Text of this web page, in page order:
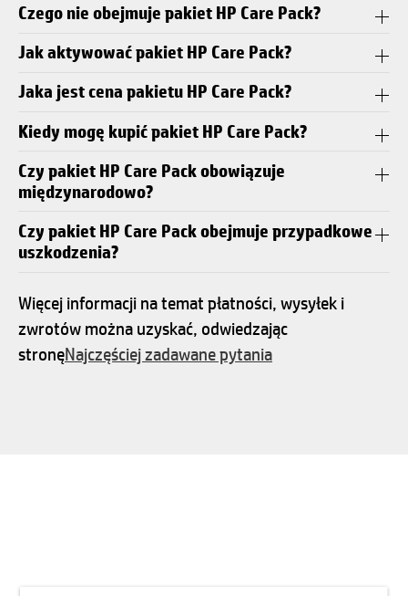
Czego nie obejmuje pakiet HP Care Pack?
Jak aktywować pakiet HP Care Pack?
Jaka jest cena pakietu HP Care Pack?
Kiedy mogę kupić pakiet HP Care Pack?
Czy pakiet HP Care Pack obowiązuje
międzynarodowo?
Czy pakiet HP Care Pack obejmuje przypadkowe
uszkodzenia?
Więcej informacji na temat płatności, wysyłek i
zwrotów można uzyskać, odwiedzając
stronęNajczęściej zadawane pytania